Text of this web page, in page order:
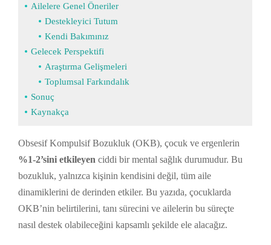
Ailelere Genel Öneriler
Destekleyici Tutum
Kendi Bakımınız
Gelecek Perspektifi
Araştırma Gelişmeleri
Toplumsal Farkındalık
Sonuç
Kaynakça
Obsesif Kompulsif Bozukluk (OKB), çocuk ve ergenlerin
%1-2’sini etkileyen ciddi bir mental sağlık durumudur. Bu
bozukluk, yalnızca kişinin kendisini değil, tüm aile
dinamiklerini de derinden etkiler. Bu yazıda, çocuklarda
OKB’nin belirtilerini, tanı sürecini ve ailelerin bu süreçte
nasıl destek olabileceğini kapsamlı şekilde ele alacağız.